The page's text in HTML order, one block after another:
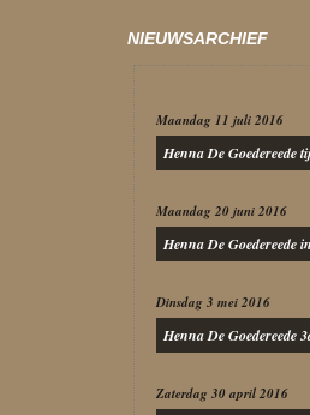
NIEUWSARCHIEF
Maandag 11 juli 2016
Henna De Goedereede
Maandag 20 juni 2016
Henna De Goedereede
Dinsdag 3 mei 2016
Henna De Goedereede
Zaterdag 30 april 2016